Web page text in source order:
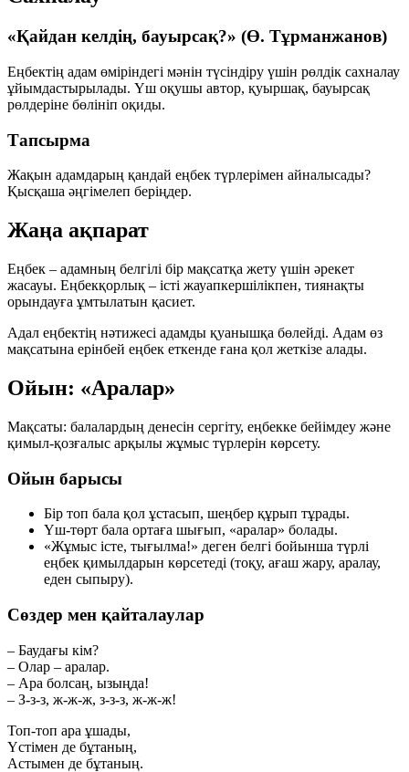
«Қайдан келдің, бауырсақ?» (Ө. Тұрманжанов)
Еңбектің адам өміріндегі мәнін түсіндіру үшін рөлдік сахналау
ұйымдастырылады. Үш оқушы автор, қуыршақ, бауырсақ
рөлдеріне бөлініп оқиды.
Тапсырма
Жақын адамдарың қандай еңбек түрлерімен айналысады?
Қысқаша әңгімелеп беріңдер.
Жаңа ақпарат
Еңбек – адамның белгілі бір мақсатқа жету үшін әрекет
жасауы. Еңбекқорлық – істі жауапкершілікпен, тиянақты
орындауға ұмтылатын қасиет.
Адал еңбектің нәтижесі адамды қуанышқа бөлейді. Адам өз
мақсатына ерінбей еңбек еткенде ғана қол жеткізе алады.
Ойын: «Аралар»
Мақсаты: балалардың денесін сергіту, еңбекке бейімдеу және
қимыл-қозғалыс арқылы жұмыс түрлерін көрсету.
Ойын барысы
Бір топ бала қол ұстасып, шеңбер құрып тұрады.
Үш-төрт бала ортаға шығып, «аралар» болады.
«Жұмыс істе, тығылма!» деген белгі бойынша түрлі
еңбек қимылдарын көрсетеді (тоқу, ағаш жару, аралау,
еден сыпыру).
Сөздер мен қайталаулар
– Баудағы кім?
– Олар – аралар.
– Ара болсаң, ызыңда!
– З-з-з, ж-ж-ж, з-з-з, ж-ж-ж!
Топ-топ ара ұшады,
Үстімен де бұтаның,
Астымен де бұтаның.